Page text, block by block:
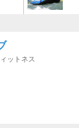
ットネス